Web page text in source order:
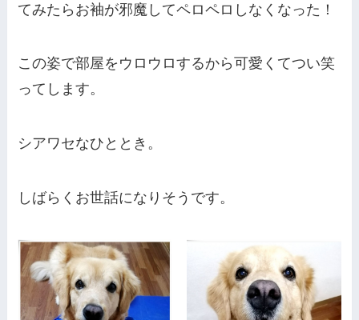
てみたらお袖が邪魔してペロペロしなくなった！
この姿で部屋をウロウロするから可愛くてつい笑
ってします。
シアワセなひととき。
しばらくお世話になりそうです。